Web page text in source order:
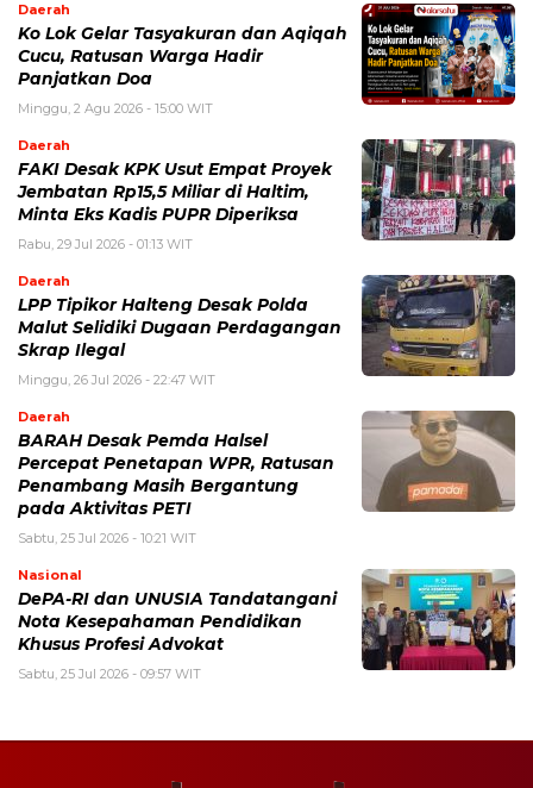
Daerah
Ko Lok Gelar Tasyakuran dan Aqiqah
Cucu, Ratusan Warga Hadir
Panjatkan Doa
Minggu, 2 Agu 2026 - 15:00 WIT
Daerah
FAKI Desak KPK Usut Empat Proyek
Jembatan Rp15,5 Miliar di Haltim,
Minta Eks Kadis PUPR Diperiksa
Rabu, 29 Jul 2026 - 01:13 WIT
Daerah
LPP Tipikor Halteng Desak Polda
Malut Selidiki Dugaan Perdagangan
Skrap Ilegal
Minggu, 26 Jul 2026 - 22:47 WIT
Daerah
BARAH Desak Pemda Halsel
Percepat Penetapan WPR, Ratusan
Penambang Masih Bergantung
pada Aktivitas PETI
Sabtu, 25 Jul 2026 - 10:21 WIT
Nasional
DePA-RI dan UNUSIA Tandatangani
Nota Kesepahaman Pendidikan
Khusus Profesi Advokat
Sabtu, 25 Jul 2026 - 09:57 WIT